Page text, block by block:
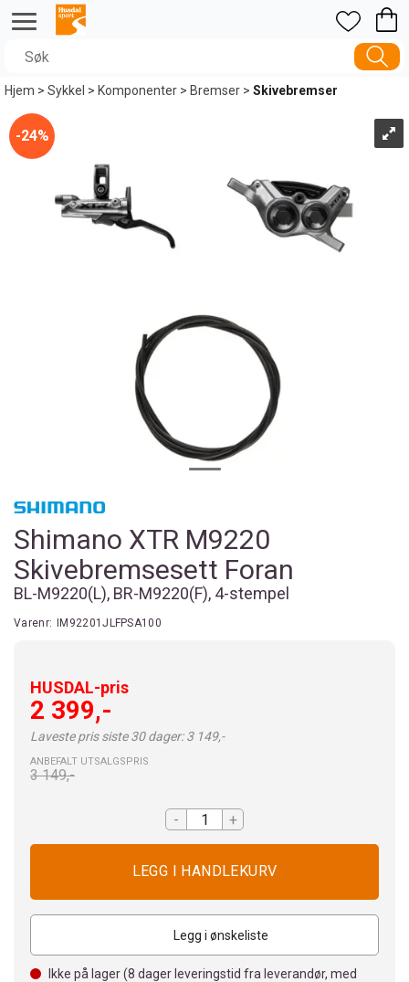
Hjem>Sykkel >Komponenter>Bremser>Skivebremser
24%
Shimano XTR M9220
Skivebremsesett Foran
BL-M9220(L), BR-M9220(F), 4-stempel
Varenr: IM92201JLFPSA100
HUSDAL-pris
2 399,-
Laveste pris siste 30 dager: 3 149,-
ANBEFALT UTSALGSPRIS
3 149,-
- +
Legg i ønskeliste
Ikke på lager (8 dager leveringstid fra leverandør, med